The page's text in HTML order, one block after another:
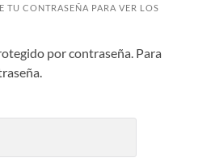
TU CONTRASEÑA PARA VER LOS
por contraseña. Para